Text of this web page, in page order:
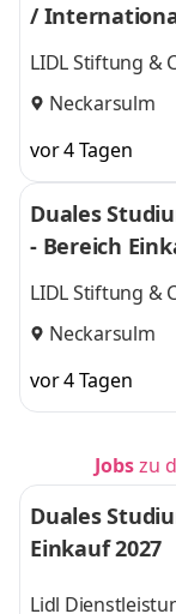
/
LIDL Stiftung &
Neckarsulm
vor 4 Tagen
Duales
- Bereich
LIDL Stiftung &
Neckarsulm
vor 4 Tagen
Jobszu
Duales
Einkauf 2027
Lidl